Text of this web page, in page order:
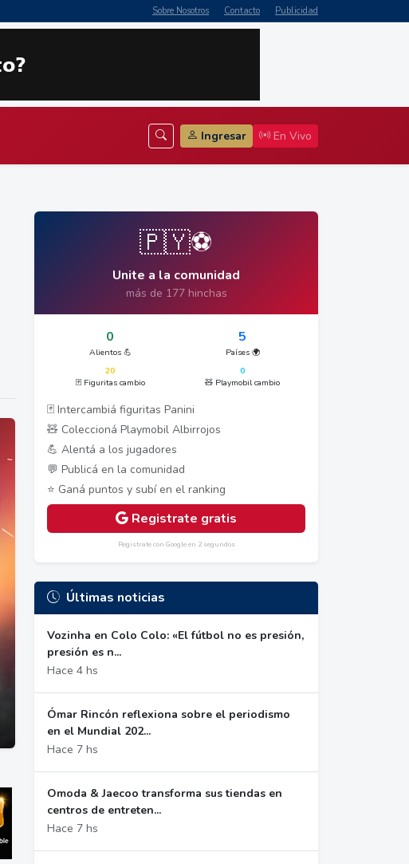
Sobre Nosotros Contacto Publicidad
Ingresar En Vivo
🇵🇾⚽
Unite a la comunidad
más de 177 hinchas
0
Alientos 💪
5
Países 🌍
20
🃏 Figuritas cambio
0
🧸 Playmobil cambio
🃏 Intercambiá figuritas Panini
🧸 Coleccioná Playmobil Albirrojos
💪 Alentá a los jugadores
💬 Publicá en la comunidad
⭐ Ganá puntos y subí en el ranking
Registrate gratis
Registrate con Google en 2 segundos
Últimas noticias
Vozinha en Colo Colo: «El fútbol no es presión,
presión es n...
Hace 4 hs
Ómar Rincón reflexiona sobre el periodismo
en el Mundial 202...
Hace 7 hs
Omoda & Jaecoo transforma sus tiendas en
centros de entreten...
Hace 7 hs